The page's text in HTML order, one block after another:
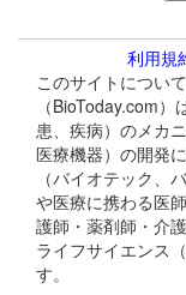
利用規
このサイトについ
（BioToday.com
患、疾病）のメカ
医療機器）の開発
（バイオテック、
や医療に携わる医
護師・薬剤師・介
ライフサイエンス
す。